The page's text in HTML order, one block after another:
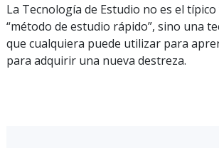
La Tecnología de Estudio no es el
“método de estudio rápido”, sino una
que cualquiera puede utilizar para
para adquirir una nueva destreza.